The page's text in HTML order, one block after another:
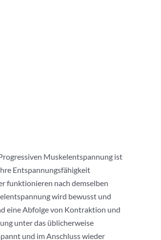
Muskelentspannung ist
Entspannungsfähigkeit
funktionieren nach demselben
wird bewusst und
eine Abfolge von Kontraktion und
unter das üblicherweise
und im Anschluss wieder